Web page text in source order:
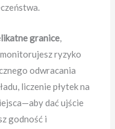
granice,
ryzyko
odwracania
liczenie płytek na
dać ujście
godność i